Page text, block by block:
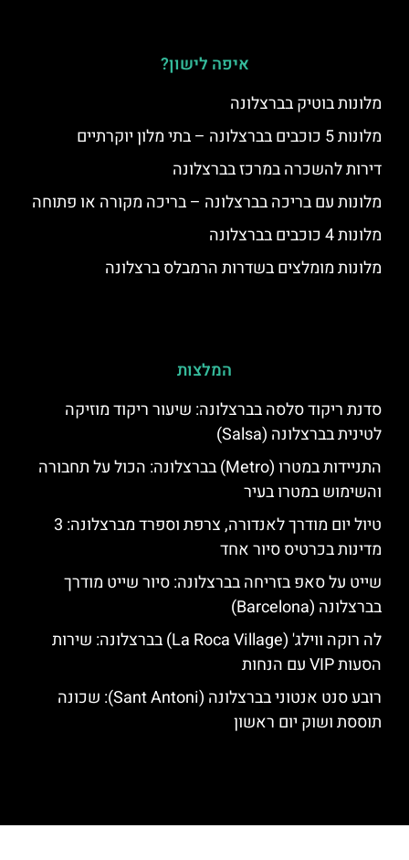
איפה לישון?
מלונות בוטיק בברצלונה
מלונות 5 כוכבים בברצלונה – בתי מלון יוקרתיים
דירות להשכרה במרכז בברצלונה
מלונות עם בריכה בברצלונה – בריכה מקורה או פתוחה
מלונות 4 כוכבים בברצלונה
מלונות מומלצים בשדרות הרמבלס ברצלונה
המלצות
סדנת ריקוד סלסה בברצלונה: שיעור ריקוד מוזיקה
לטינית בברצלונה (Salsa)
התניידות במטרו (Metro) בברצלונה: הכול על תחבורה
והשימוש במטרו בעיר
טיול יום מודרך לאנדורה, צרפת וספרד מברצלונה: 3
מדינות בכרטיס סיור אחד
שייט על סאפ בזריחה בברצלונה: סיור שייט מודרך
בברצלונה (Barcelona)
לה רוקה ווילג' (La Roca Village) בברצלונה: שירות
הסעות VIP עם הנחות
רובע סנט אנטוני בברצלונה (Sant Antoni): שכונה
תוססת ושוק יום ראשון